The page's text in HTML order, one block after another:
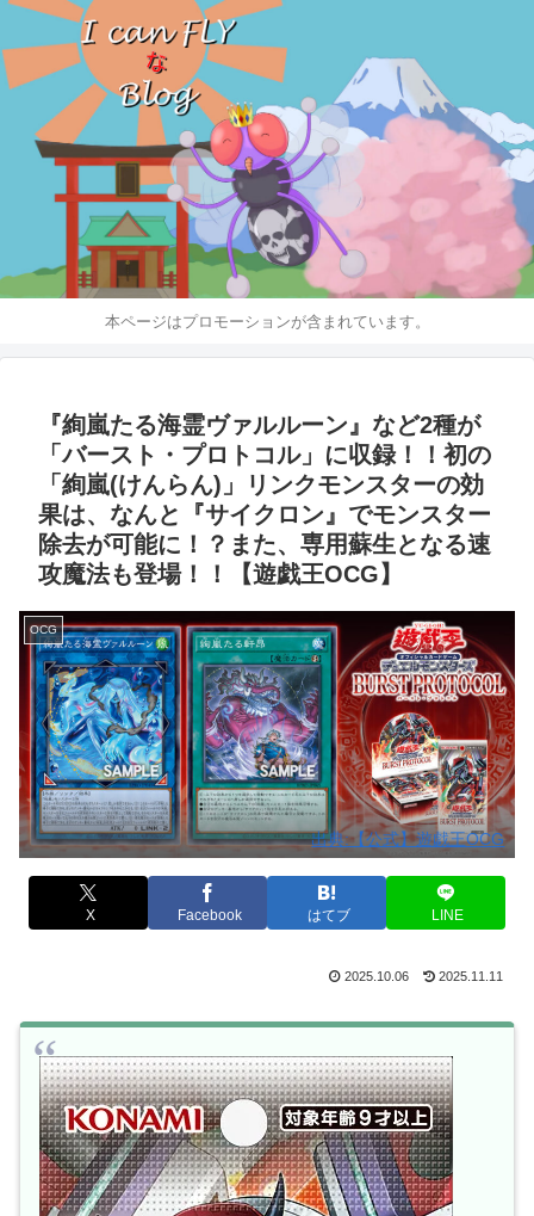
本ページはプロモーションが含まれています。
『絢嵐たる海霊ヴァルルーン』など2種が
「バースト・プロトコル」に収録！！初の
「絢嵐(けんらん)」リンクモンスターの効
果は、なんと『サイクロン』でモンスター
除去が可能に！？また、専用蘇生となる速
攻魔法も登場！！【遊戯王OCG】
OCG
出典:【公式】遊戯王OCG
X Facebook はてブ LINE
2025.10.06 2025.11.11